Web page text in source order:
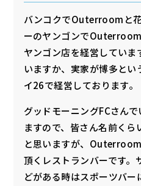
バンコクでOuterroomと
ーのヤンゴンで
ヤンゴン店を経営してい
いますか、実家が博多と
イ26で経営しております。
グッドモーニングFCさん
ますので、皆さん名前く
と思いますが、
頂くレストランバーです。
どがある時はスポーツバ